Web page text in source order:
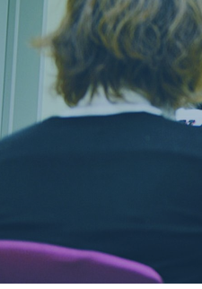
大学概要教育情報の公表
電気電子情報工学科
機械工学科
建築土木工学科
原子力技術応用工学科
地域連携研究推進センター 研究
自治体との連携FUT公開講座
インターナショナルセンター 海外
キャリアセンター就職実績
学費等納⼊⾦在学⽣向け奨学⾦
寮・下宿のご案内SSLプロジェク
学習管理システム（manaba）